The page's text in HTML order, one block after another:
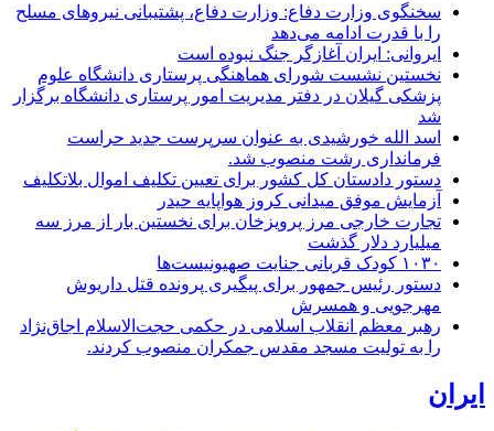
سخنگوی وزارت دفاع: وزارت دفاع، پشتیبانی نیرو‌های مسلح
را با قدرت ادامه می‌دهد
ایروانی: ایران آغازگر جنگ نبوده است
نخستین نشست شورای هماهنگی پرستاری دانشگاه علوم
پزشکی گیلان در دفتر مدیریت امور پرستاری دانشگاه برگزار
شد
اسد الله خورشیدی به عنوان سرپرست جدید حراست
فرمانداری رشت منصوب شد.
دستور دادستان کل کشور برای تعیین تکلیف اموال بلاتکلیف
آزمایش موفق میدانی کروز هواپایه حیدر
تجارت خارجی مرز پرویزخان برای نخستین بار از مرز سه
میلیارد دلار گذشت
۱۰۳۰ کودک قربانی جنایت صهیونیست‌ها
دستور رئیس جمهور برای پیگیری پرونده قتل داریوش
مهرجویی و همسرش
رهبر معظم انقلاب اسلامی در حکمی حجت‌الاسلام اجاق‌نژاد
را به تولیت مسجد مقدس جمکران منصوب کردند.
ایران